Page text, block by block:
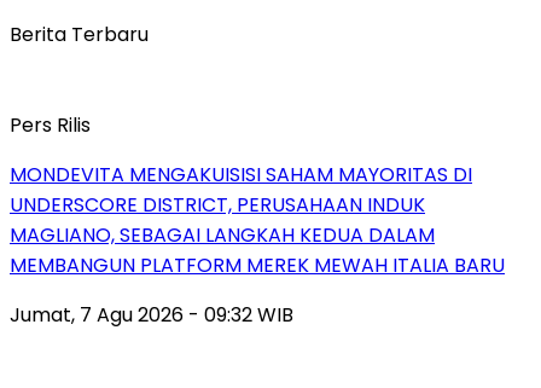
Berita Terbaru
Pers Rilis
MONDEVITA MENGAKUISISI SAHAM MAYORITAS DI
UNDERSCORE DISTRICT, PERUSAHAAN INDUK
MAGLIANO, SEBAGAI LANGKAH KEDUA DALAM
MEMBANGUN PLATFORM MEREK MEWAH ITALIA BARU
Jumat, 7 Agu 2026 - 09:32 WIB